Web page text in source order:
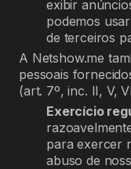
exibir
podemos
de terceiros
A Netshow.me
pessoais
(art. 7º, inc. II, V,
Exercício
para exercer
abuso de